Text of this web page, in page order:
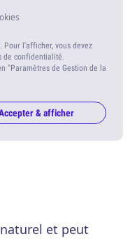
Pour l'afficher, vous devez
de confidentialité.
"Paramètres de Gestion de la
& afficher
et peut